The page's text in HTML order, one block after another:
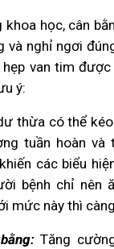
khoa học, cân
và nghỉ ngơi
van tim
ý:
thừa có thể
tuần hoàn và
các biểu
bệnh chỉ nên
mức này thì
Tăng